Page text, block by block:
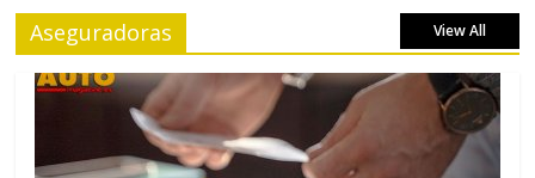
Aseguradoras View All